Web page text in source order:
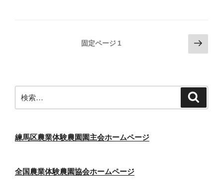
ー
ジ
り
固定ページ 1
次
の
ジ
索:
練馬区農業体験農園園主会ホームページ
全国農業体験農園協会ホームページ